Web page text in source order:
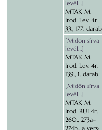
levél…]
MTAK M.
Irod. Lev. 4r.
33., 177. darab
[Midőn sírva
levél…]
MTAK M.
Irod. Lev. 4r.
139., 1. darab
[Midőn sírva
levél…]
MTAK M.
Irod. RUI 4r.
260., 273a–
274b., a vers: